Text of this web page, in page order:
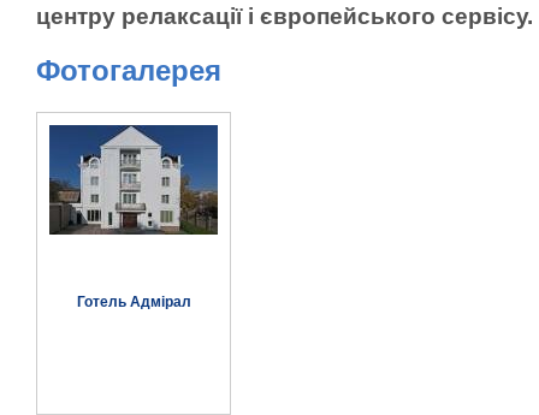
центру релаксації і європейського сервісу.
Фотогалерея
Готель Адмірал